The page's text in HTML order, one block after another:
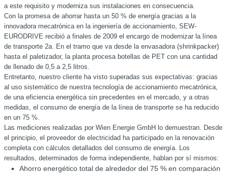
a este requisito y moderniza sus instalaciones en consecuencia.
Con la promesa de ahorrar hasta un 50 % de energía gracias a la
innovadora mecatrónica en la ingeniería de accionamiento, SEW-
EURODRIVE recibió a finales de 2009 el encargo de modernizar la línea
de transporte 2a. En el tramo que va desde la envasadora (shrinkpacker)
hasta el paletizador, la planta procesa botellas de PET con una cantidad
de llenado de 0,5 a 2,5 litros.
Entretanto, nuestro cliente ha visto superadas sus expectativas: gracias
al uso sistemático de nuestra tecnología de accionamiento mecatrónica,
de una eficiencia energética sin precedentes en el mercado, y a otras
medidas, el consumo de energía de la línea de transporte se ha reducido
en un 75 %.
Las mediciones realizadas por Wien Energie GmbH lo demuestran. Desde
el principio, el proveedor de electricidad ha participado en la renovación
completa con cálculos detallados del consumo de energía. Los
resultados, determinados de forma independiente, hablan por sí mismos:
Ahorro energético total de alrededor del 75 % en comparación